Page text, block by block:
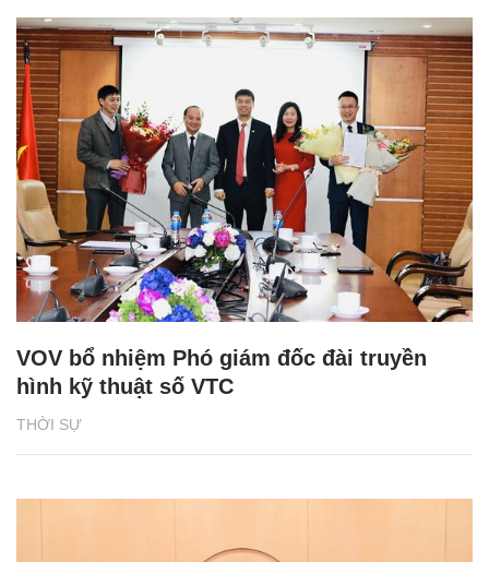
THỜI SỰ
VOV bổ nhiệm Phó giám đốc đài truyền
hình kỹ thuật số VTC